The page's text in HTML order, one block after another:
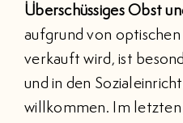
Überschüssiges Obst
aufgrund von
verkauft wird, ist
und in den
willkommen. Im letzten